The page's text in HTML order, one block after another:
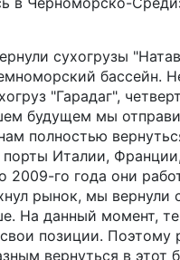
сухогрузы
бассейн.
"Гарадаг",
будущем мы
полностью
порты Италии,
2009-го года они
рынок, мы вернули
На данный момент,
позиции. Поэтому
вернуться в этот